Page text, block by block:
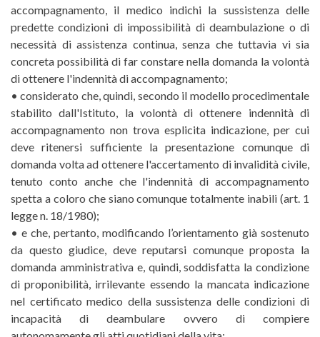
accompagnamento, il medico indichi la sussistenza delle
predette condizioni di impossibilità di deambulazione o di
necessità di assistenza continua, senza che tuttavia vi sia
concreta possibilità di far constare nella domanda la volontà
di ottenere l'indennità di accompagnamento;
• considerato che, quindi, secondo il modello procedimentale
stabilito dall'Istituto, la volontà di ottenere indennità di
accompagnamento non trova esplicita indicazione, per cui
deve ritenersi sufficiente la presentazione comunque di
domanda volta ad ottenere l'accertamento di invalidità civile,
tenuto conto anche che l'indennità di accompagnamento
spetta a coloro che siano comunque totalmente inabili (art. 1
legge n. 18/1980);
• e che, pertanto, modificando l’orientamento già sostenuto
da questo giudice, deve reputarsi comunque proposta la
domanda amministrativa e, quindi, soddisfatta la condizione
di proponibilità, irrilevante essendo la mancata indicazione
nel certificato medico della sussistenza delle condizioni di
incapacità di deambulare ovvero di compiere